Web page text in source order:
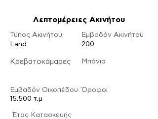
Λεπτομέρειες Ακινήτου
Τύπος Ακινήτου
Land
Κρεβατοκάμαρες
Εμβαδόν Οικοπέδου
15.500 τ.μ
Εμβαδόν Ακινήτου
200
Μπάνια
Όροφοι
​Έτος Κατασκευής